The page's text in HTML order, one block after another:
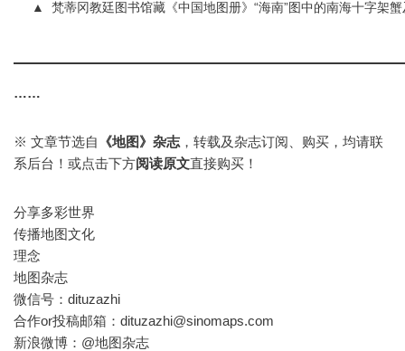
▲ 梵蒂冈教廷图书馆藏《中国地图册》“海南”图中的南海十字架
……
※ 文章节选自 《地图》杂志 ，转载及杂志订阅、购买，均请联
系后台！或点击下方阅读原文直接购买！
分享多彩世界
传播地图文化
理念
地图杂志
微信号：dituzazhi
合作or投稿邮箱：dituzazhi@sinomaps.com
新浪微博：@地图杂志